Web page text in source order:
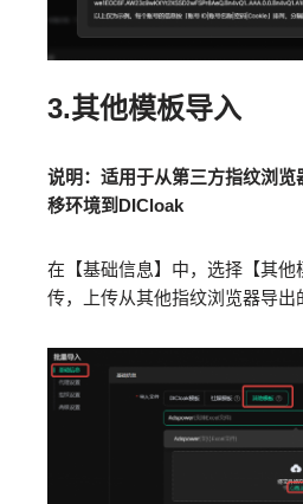
3.其他模板导入
说明：适用于从第三方指纹浏
移环境到DICloak
在【基础信息】中，选择【其他
传，上传从其他指纹浏览器导出